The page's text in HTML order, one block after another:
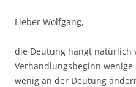
Lieber Wolfgang,
die Deutung hängt natürlich
Verhandlungsbeginn
wenig an der Deutung